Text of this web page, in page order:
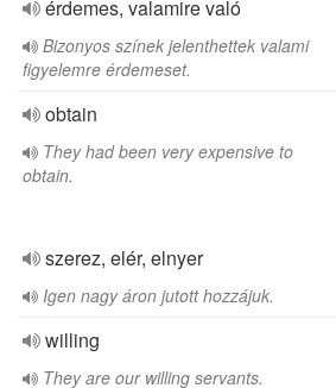
érdemes, valamire való
Bizonyos színek jelenthettek valami
figyelemre érdemeset.
obtain
They had been very expensive to
obtain.
szerez, elér, elnyer
Igen nagy áron jutott hozzájuk.
willing
They are our willing servants.